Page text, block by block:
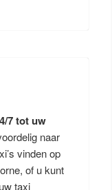
7 tot uw
naar
vinden op
of u kunt
taxi